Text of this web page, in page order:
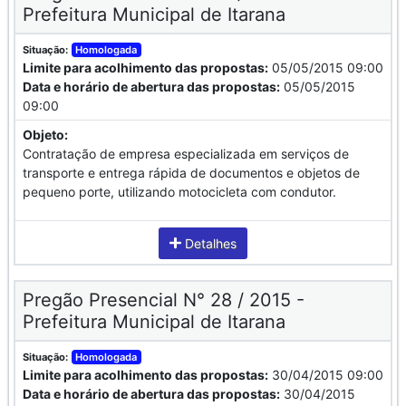
Prefeitura Municipal de Itarana
Situação: Homologada
Limite para acolhimento das propostas: 05/05/2015 09:00
Data e horário de abertura das propostas: 05/05/2015
09:00
Objeto:
Contratação de empresa especializada em serviços de
transporte e entrega rápida de documentos e objetos de
pequeno porte, utilizando motocicleta com condutor.
Detalhes
Pregão Presencial N° 28 / 2015 -
Prefeitura Municipal de Itarana
Situação: Homologada
Limite para acolhimento das propostas: 30/04/2015 09:00
Data e horário de abertura das propostas: 30/04/2015